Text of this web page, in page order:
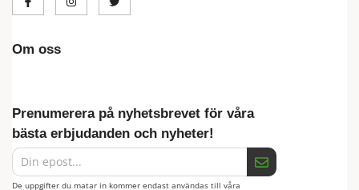
Om oss
Prenumerera på nyhetsbrevet för våra
bästa erbjudanden och nyheter!
De uppgifter du matar in kommer endast användas till våra